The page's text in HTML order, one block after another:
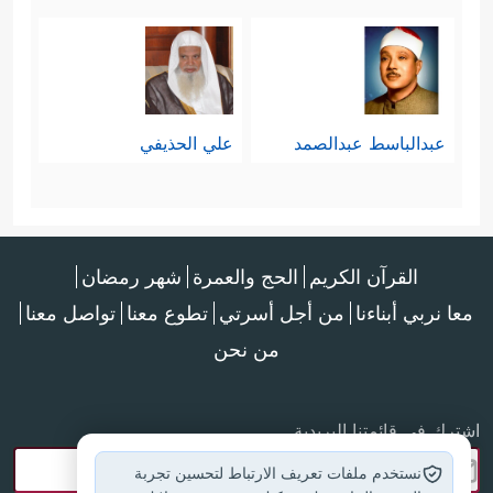
عبدالباسط عبدالصمد علي الحذيفي
القرآن الكريم الحج والعمرة شهر رمضان
معا نربي أبناءنا من أجل أسرتي تطوع معنا تواصل معنا
من نحن
اشترك في قائمتنا البريدية
نستخدم ملفات تعريف الارتباط لتحسين تجربة